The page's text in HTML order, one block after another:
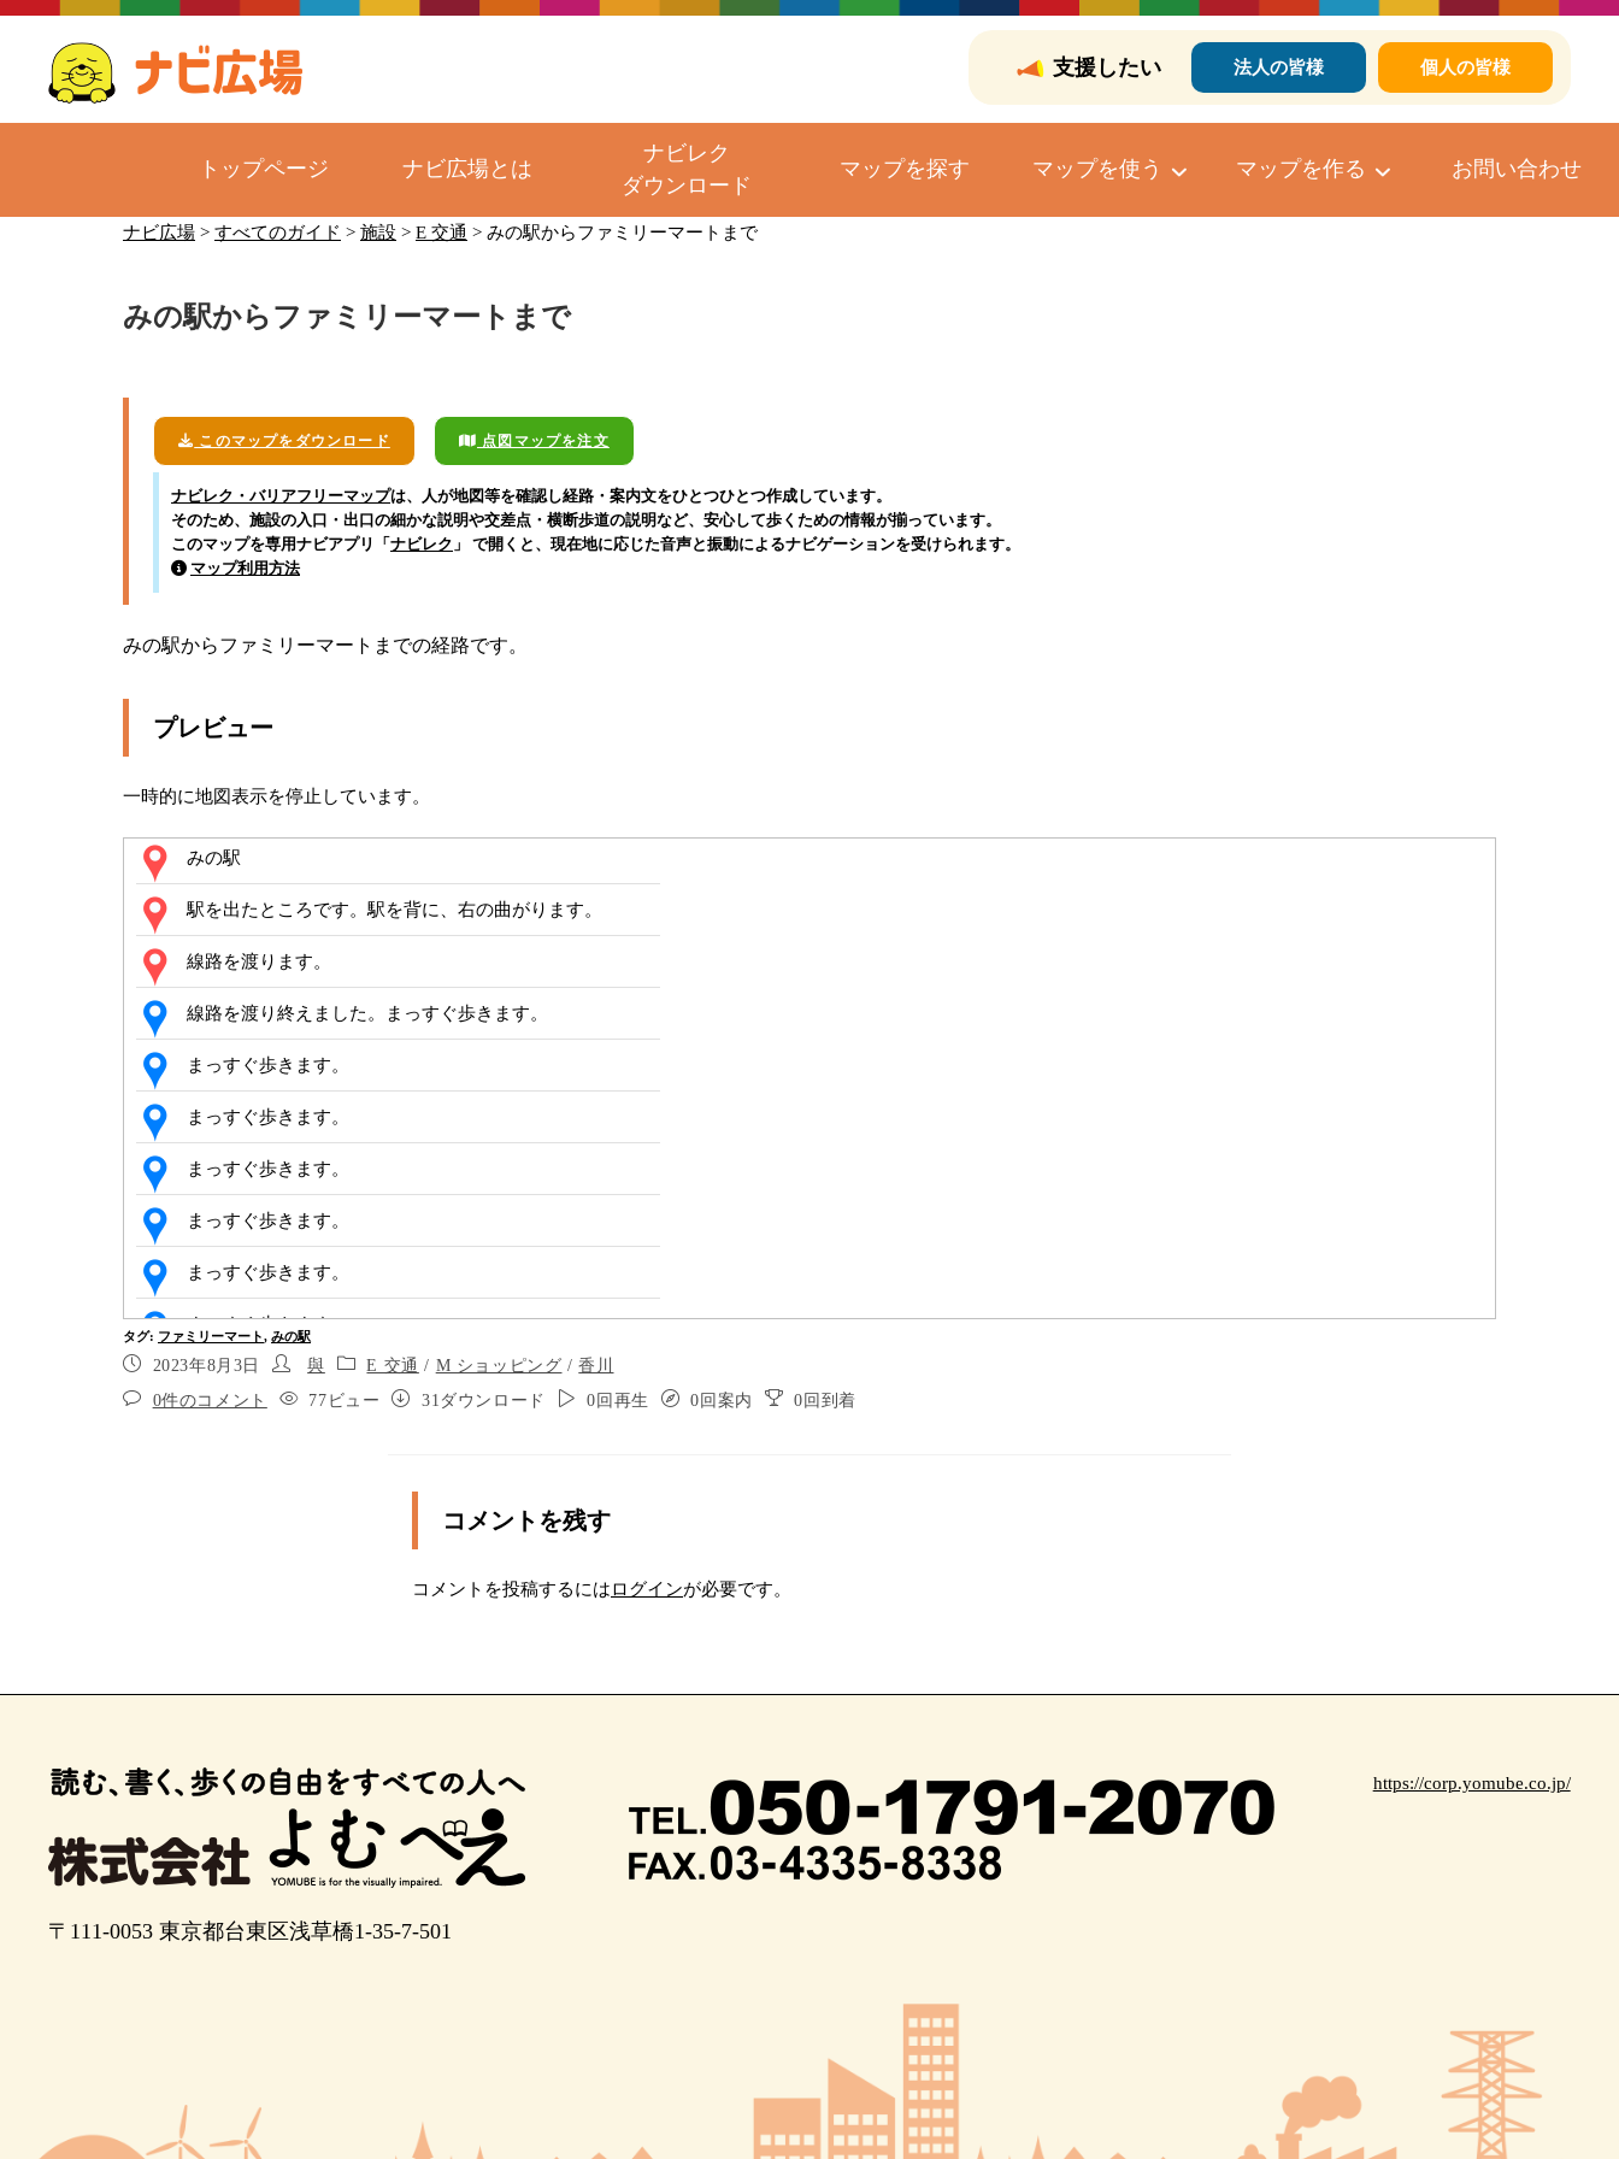
支援したい 法人の皆様 個人の皆様
トップページ ナビ広場とは
ナビレク
ダウンロード
マップを探す マップを使う マップを作る お問い合わせ
ナビ広場 > すべてのガイド > 施設 > E 交通 > みの駅からファミリーマートまで
みの駅からファミリーマートまで
このマップをダウンロード 点図マップを注文
ナビレク・バリアフリーマップは、人が地図等を確認し経路・案内文をひとつひとつ作成しています。
そのため、施設の入口・出口の細かな説明や交差点・横断歩道の説明など、安心して歩くための情報が揃っています。
このマップを専用ナビアプリ「 ナビレク 」 で開くと、現在地に応じた音声と振動によるナビゲーションを受けられます。
マップ利用方法
みの駅からファミリーマートまでの経路です。
プレビュー
一時的に地図表示を停止しています。
みの駅
駅を出たところです。駅を背に、右の曲がります。
線路を渡ります。
線路を渡り終えました。まっすぐ歩きます。
まっすぐ歩きます。
まっすぐ歩きます。
まっすぐ歩きます。
まっすぐ歩きます。
まっすぐ歩きます。
まっすぐ歩きます。
左に曲がると目的地があります。
タグ: ファミリーマート, みの駅
2023年8月3日 與 E 交通 / M ショッピング /香川
0件のコメント
77ビュー 31ダウンロード 0回再生 0回案内 0回到着
コメントを残す
コメントを投稿するにはログインが必要です。
〒111-0053東京都台東区浅草橋1-35-7-501
https://corp.yomube.co.jp/